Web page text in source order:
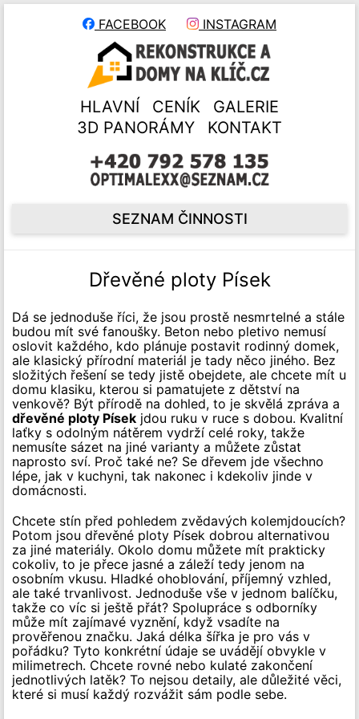
FACEBOOK INSTAGRAM
HLAVNÍ CENÍK
GALERIE
3D PANORÁMY
KONTAKT
SEZNAM ČINNOSTI
Dřevěné ploty Písek
Dá se jednoduše říci, že jsou prostě nesmrtelné a stále
budou mít své fanoušky. Beton nebo pletivo nemusí
oslovit každého, kdo plánuje postavit rodinný domek,
ale klasický přírodní materiál je tady něco jiného. Bez
složitých řešení se tedy jistě obejdete, ale chcete mít u
domu klasiku, kterou si pamatujete z dětství na
venkově? Být přírodě na dohled, to je skvělá zpráva a
dřevěné ploty Písek jdou ruku v ruce s dobou. Kvalitní
laťky s odolným nátěrem vydrží celé roky, takže
nemusíte sázet na jiné varianty a můžete zůstat
naprosto sví. Proč také ne? Se dřevem jde všechno
lépe, jak v kuchyni, tak nakonec i kdekoliv jinde v
domácnosti.
Chcete stín před pohledem zvědavých kolemjdoucích?
Potom jsou dřevěné ploty Písek dobrou alternativou
za jiné materiály. Okolo domu můžete mít prakticky
cokoliv, to je přece jasné a záleží tedy jenom na
osobním vkusu. Hladké ohoblování, příjemný vzhled,
ale také trvanlivost. Jednoduše vše v jednom balíčku,
takže co víc si ještě přát? Spolupráce s odborníky
může mít zajímavé vyznění, když vsadíte na
prověřenou značku. Jaká délka šířka je pro vás v
pořádku? Tyto konkrétní údaje se uvádějí obvykle v
milimetrech. Chcete rovné nebo kulaté zakončení
jednotlivých latěk? To nejsou detaily, ale důležité věci,
které si musí každý rozvážit sám podle sebe.